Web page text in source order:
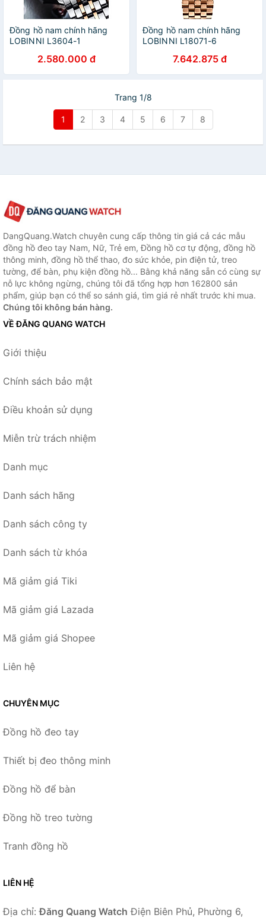
Đồng hồ nam chính hãng
LOBINNI L3604-1
2.580.000 đ
Đồng hồ nam chính hãng
LOBINNI L18071-6
7.642.875 đ
Trang 1/8
1 2 3 4 5 6 7 8
DangQuang.Watch chuyên cung cấp thông tin giá cả các mẫu
đồng hồ đeo tay Nam, Nữ, Trẻ em, Đồng hồ cơ tự động, đồng hồ
thông minh, đồng hồ thể thao, đo sức khỏe, pin điện tử, treo
tường, để bàn, phụ kiện đồng hồ... Bằng khả năng sẵn có cùng sự
nỗ lực không ngừng, chúng tôi đã tổng hợp hơn 162800 sản
phẩm, giúp bạn có thể so sánh giá, tìm giá rẻ nhất trước khi mua.
Chúng tôi không bán hàng.
VỀ ĐĂNG QUANG WATCH
Giới thiệu
Chính sách bảo mật
Điều khoản sử dụng
Miễn trừ trách nhiệm
Danh mục
Danh sách hãng
Danh sách công ty
Danh sách từ khóa
Mã giảm giá Tiki
Mã giảm giá Lazada
Mã giảm giá Shopee
Liên hệ
CHUYÊN MỤC
Đồng hồ đeo tay
Thiết bị đeo thông minh
Đồng hồ để bàn
Đồng hồ treo tường
Tranh đồng hồ
LIÊN HỆ
Địa chỉ:Đăng Quang Watch Điện Biên Phủ, Phường 6,